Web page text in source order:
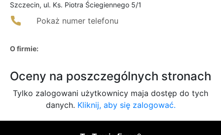
Szczecin, ul. Ks. Piotra Ściegiennego 5/1
Pokaż numer telefonu
O firmie:
Oceny na poszczególnych stronach
Tylko zalogowani użytkownicy maja dostęp do tych
danych. Kliknij, aby się zalogować.